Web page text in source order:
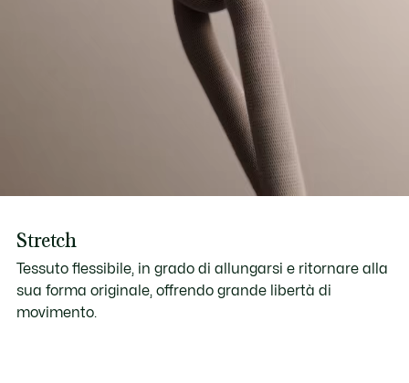
Stretch
Tessuto flessibile, in grado di allungarsi e ritornare alla
sua forma originale, offrendo grande libertà di
movimento.